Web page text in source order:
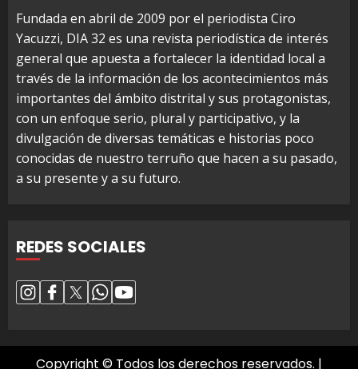
Fundada en abril de 2009 por el periodista Ciro
Yacuzzi, DIA 32 es una revista periodística de interés
general que apuesta a fortalecer la identidad local a
través de la información de los acontecimientos más
importantes del ámbito distrital y sus protagonistas,
con un enfoque serio, plural y participativo, y la
divulgación de diversas temáticas e historias poco
conocidas de nuestro terruño que hacen a su pasado,
a su presente y a su futuro.
REDES SOCIALES
Copyright © Todos los derechos reservados. |